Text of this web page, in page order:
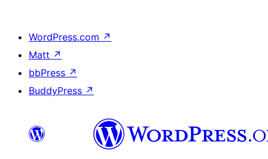
WordPress.com ↗
Matt ↗
bbPress ↗
BuddyPress ↗